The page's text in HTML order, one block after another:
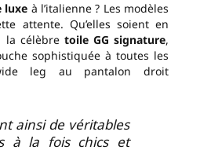
luxe à l’italienne ? Les modèles
attente. Qu’elles soient en
la célèbre toile GG signature,
sophistiquée à toutes les
leg au pantalon droit
ainsi de véritables
à la fois chics et